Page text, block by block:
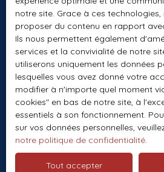
Gérer les cookies
Propulsé par
+33 1 60 01 70
1 CHEMIN DE LA
77860 SAINT-
notre site. Grace à ces
proposer du contenu en rapport
Ils nous permettent également
services et la convivialité de notre
utiliserons uniquement les données
lesquelles vous avez donné votre
modifier à n'importe quel moment
cookies″ en bas de notre site, à
essentiels à son fonctionnement.
sur vos données personnelles,
notre politique de confidentialité.
Tout accepter